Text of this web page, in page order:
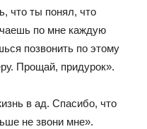
что ты понял, что
по мне каждую
позвонить по этому
Прощай, придурок».
в ад. Спасибо, что
не звони мне».